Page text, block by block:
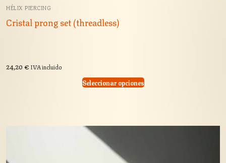
HÉLIX PIERCING
Cristal prong set (threadless)
24,20€ IVA incluido
Seleccionar opciones